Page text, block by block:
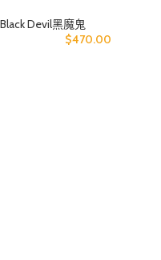
Black Devil黑魔鬼
$470.00